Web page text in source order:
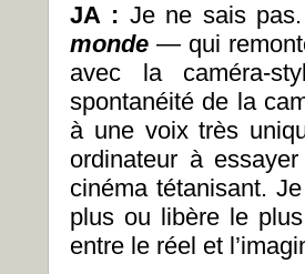
JA : Je ne sais
monde — qui
avec la caméra-
spontanéité de la
à une voix très
ordinateur à
cinéma tétanisant.
plus ou libère le
entre le réel et